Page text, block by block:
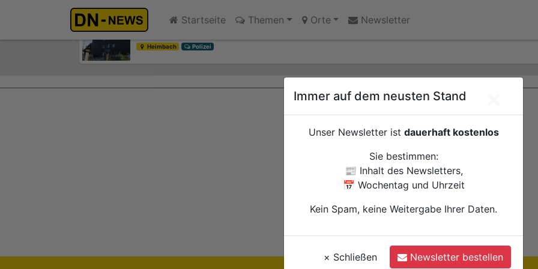
Startseite Themen Orte Newsletter
Rennradfahrer bei Verkehrsunfall auf der L15 am Eifel-Resort schwer verletzt
Heimbach
Polizei
Previous
Ihre Anzeige hier?
Immer auf dem neusten Stand
Unser Newsletter ist dauerhaft kostenlos
Sie bestimmen:
📰 Inhalt des Newsletters,
📅 Wochentag und Uhrzeit
Kein Spam, keine Weitergabe Ihrer Daten.
× Schließen Newsletter bestellen